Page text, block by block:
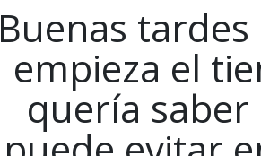
Buenas
empieza el
quería saber